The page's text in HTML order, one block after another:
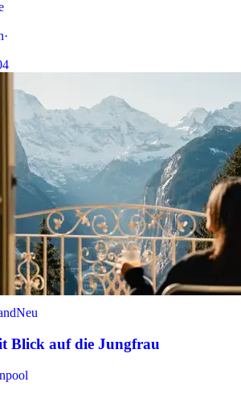
·
Neu
Blick auf die Jungfrau